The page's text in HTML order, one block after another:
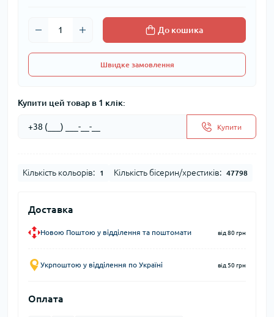
До кошика
Швидке замовлення
Купити цей товар в 1 клік:
Купити
Кількість кольорів: 1 Кількість бісерин/хрестиків: 47798
Доставка
Новою Поштою у відділення та поштомати від 80 грн
Укрпоштою у відділення по Україні від 50 грн
Оплата